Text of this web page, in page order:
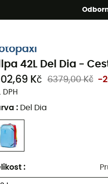
42L Del Dia -
Kč
6379,00 Kč -
DPH
: Del Dia
: